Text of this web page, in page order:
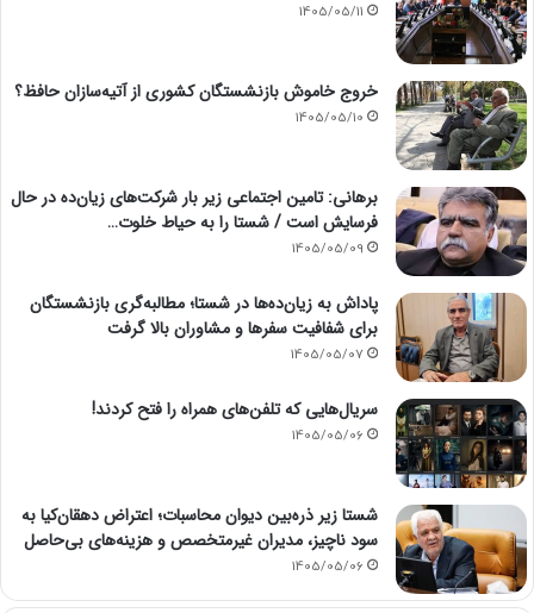
1405/05/11
خروج خاموش بازنشستگان کشوری از آتیه‌سازان حافظ؟
1405/05/10
برهانی: تامین اجتماعی زیر بار شرکت‌های زیان‌ده در حال
فرسایش است / شستا را به حیاط خلوت…
1405/05/09
پاداش به زیان‌ده‌ها در شستا؛ مطالبه‌گری بازنشستگان
برای شفافیت سفرها و مشاوران بالا گرفت
1405/05/07
سریال‌هایی که تلفن‌های همراه را فتح کردند!
1405/05/06
شستا زیر ذره‌بین دیوان محاسبات؛ اعتراض دهقان‌کیا به
سود ناچیز، مدیران غیرمتخصص و هزینه‌های بی‌حاصل
1405/05/06